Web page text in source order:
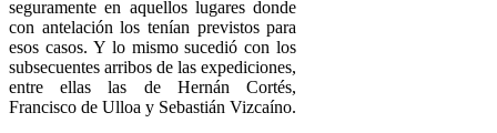
seguramente en aquellos lugares donde
con antelación los tenían previstos para
esos casos. Y lo mismo sucedió con los
subsecuentes arribos de las expediciones,
entre ellas las de Hernán Cortés,
Francisco de Ulloa y Sebastián Vizcaíno.